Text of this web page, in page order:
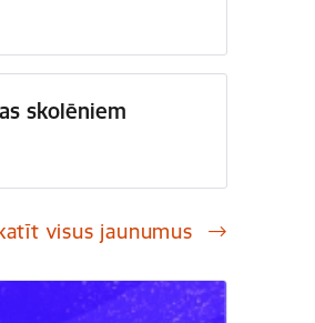
skolēniem
visus jaunumus